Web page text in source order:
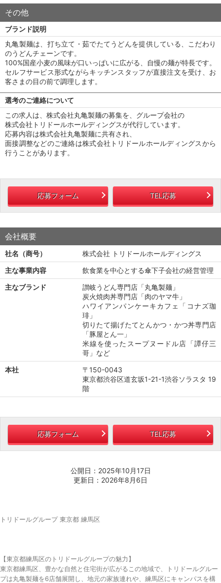
その他
ブランド説明
丸亀製麺は、打ち立て・茹でたてうどんを提供している、こだわり
のうどんチェーンです。
100%国産小麦の風味が口いっぱいに広がる、自慢の麺が特長です。
セルフサービス形式ながらキッチンスタッフが直接注文を受け、お
客さまの目の前で調理します。
選考のご連絡について
この求人は、株式会社丸亀製麺の募集を、グループ会社の
株式会社トリドールホールディングスが代行しています。
応募内容は株式会社丸亀製麺に共有され、
面接調整などのご連絡は株式会社トリドールホールディングスから
行うことがあります。
応募フォーム TEL応募
会社概要
社名（商号）
株式会社 トリドールホールディングス
主な事業内容
飲食業を中心とする傘下子会社の経営管理
主なブランド
讃岐うどん専門店「丸亀製麺」
炭火焼肉丼専門店「肉のヤマ牛」
ハワイアンパンケーキカフェ「コナズ珈
琲」
切りたて揚げたてとんかつ・かつ丼専門店
「豚屋とん一」
米線を使ったスープヌードル店「譚仔三
哥」など
本社
〒150-0043
東京都渋谷区道玄坂1-21-1渋谷ソラスタ 19
階
応募フォーム TEL応募
公開日：2025年10月17日
更新日：2026年8月6日
トリドールグループ 東京都 練馬区
【東京都練馬区のトリドールグループの魅力】
東京都練馬区、豊かな自然と住宅街が広がるこの地域で、トリドールグルー
プは丸亀製麺を6店舗展開し、地元の家族連れや、練馬区にキャンパスを構